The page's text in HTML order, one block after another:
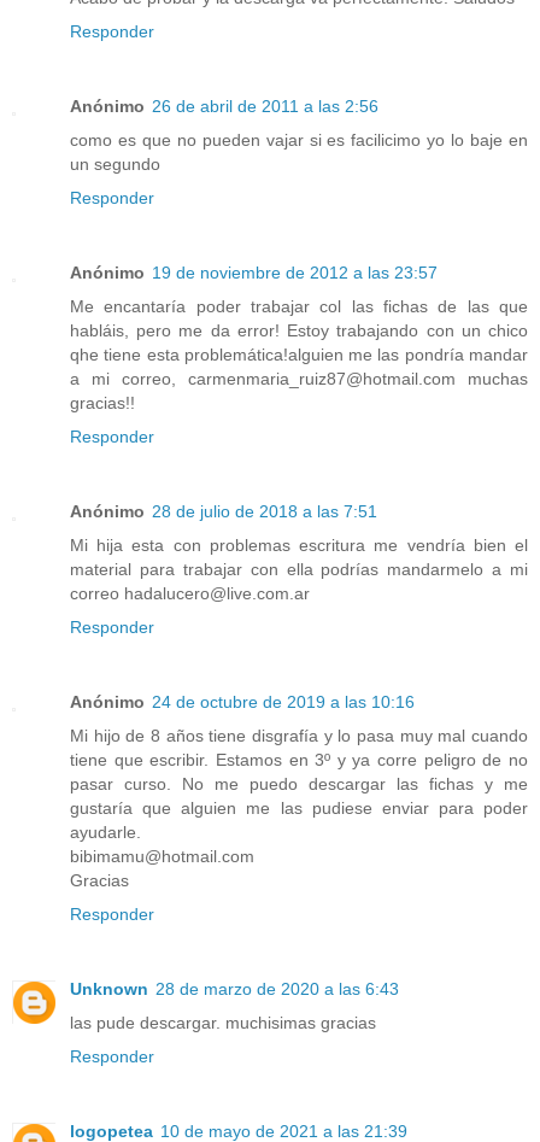
Responder
Anónimo 26 de abril de 2011 a las 2:56
como es que no pueden vajar si es facilicimo yo lo baje en
un segundo
Responder
Anónimo 19 de noviembre de 2012 a las 23:57
Me encantaría poder trabajar col las fichas de las que
habláis, pero me da error! Estoy trabajando con un chico
qhe tiene esta problemática!alguien me las pondría mandar
a mi correo, carmenmaria_ruiz87@hotmail.com muchas
gracias!!
Responder
Anónimo 28 de julio de 2018 a las 7:51
Mi hija esta con problemas escritura me vendría bien el
material para trabajar con ella podrías mandarmelo a mi
correo hadalucero@live.com.ar
Responder
Anónimo 24 de octubre de 2019 a las 10:16
Mi hijo de 8 años tiene disgrafía y lo pasa muy mal cuando
tiene que escribir. Estamos en 3º y ya corre peligro de no
pasar curso. No me puedo descargar las fichas y me
gustaría que alguien me las pudiese enviar para poder
ayudarle.
bibimamu@hotmail.com
Gracias
Responder
Unknown 28 de marzo de 2020 a las 6:43
las pude descargar. muchisimas gracias
Responder
logopetea 10 de mayo de 2021 a las 21:39